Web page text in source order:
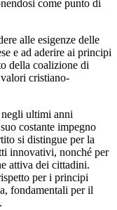
come punto di
alle esigenze delle
e ad aderire ai principi
della coalizione di
cristiano-
ultimi anni
costante impegno
si distingue per la
innovativi, nonché per
attiva dei cittadini.
per i principi
fondamentali per il